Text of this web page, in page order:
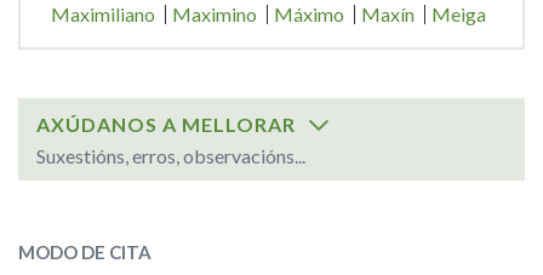
Maximiliano
Maximino Máximo Maxín Meiga
AXÚDANOS A MELLORAR
Suxestións, erros, observacións...
Maximiano
MODO DE CITA